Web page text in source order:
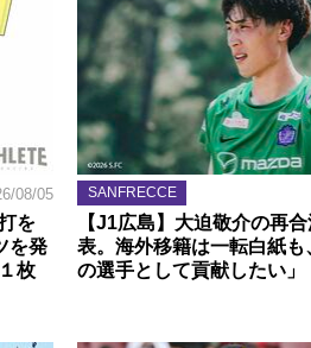
08/05
を
を発
枚
SANFRECCE
【J1広島】大迫敬介の再
表。海外移籍は一転白紙も
の選手として貢献したい」